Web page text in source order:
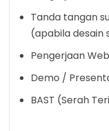
Tanda tangan
(apabila desain
Pengerjaan
Demo /
BAST (Serah